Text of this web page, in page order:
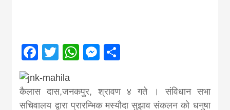
from
Facebook
TwitterWhatsApp
Messenger
कैलास दास,जनकपुर, श्रावण ४ गते । संविधान सभा
सचिवालय द्वारा प्रारम्भिक मस्यौदा सुझाव संकलन को धनुषा